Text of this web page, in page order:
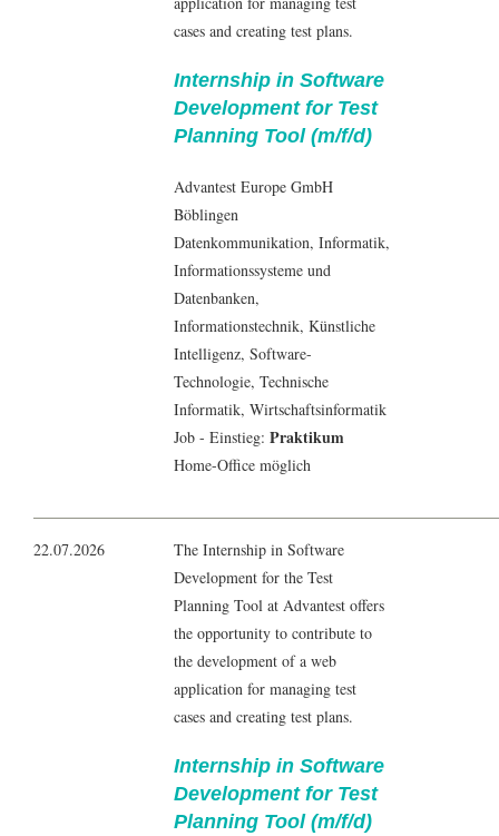
cases and creating test plans.
Internship in Software
Development for Test
Planning Tool (m/f/d)
Advantest Europe GmbH
Böblingen
Datenkommunikation, Informatik,
Informationssysteme und
Datenbanken,
Informationstechnik, Künstliche
Intelligenz, Software-
Technologie, Technische
Informatik, Wirtschaftsinformatik
Job - Einstieg: Praktikum
Home-Office möglich
22.07.2026
The Internship in Software
Development for the Test
Planning Tool at Advantest offers
the opportunity to contribute to
the development of a web
application for managing test
cases and creating test plans.
Internship in Software
Development for Test
Planning Tool (m/f/d)